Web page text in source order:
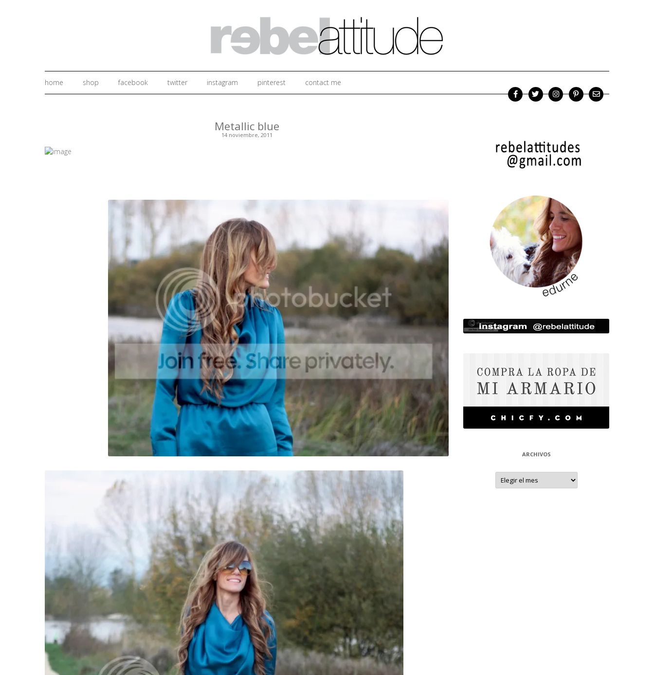
Ir al contenido
home
shop facebook twitter instagram pinterest contact me
Metallic blue
14 noviembre, 2011
ARCHIVOS
Archivos